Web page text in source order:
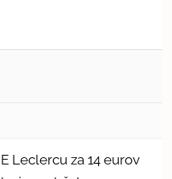
Leclercu za 14 eurov